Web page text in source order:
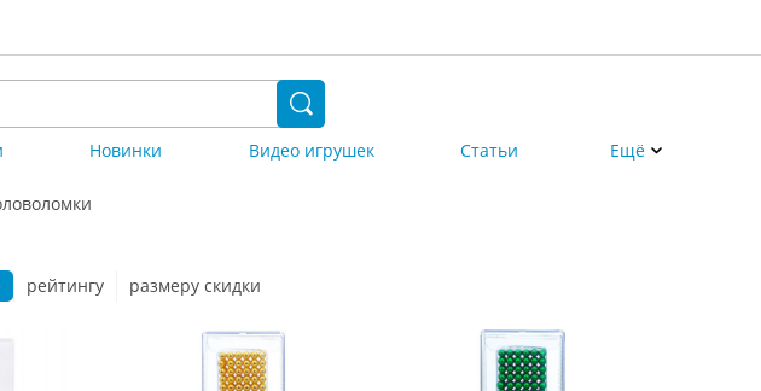
Новинки Видео игрушек Статьи Ещё
рейтингу размеру скидки